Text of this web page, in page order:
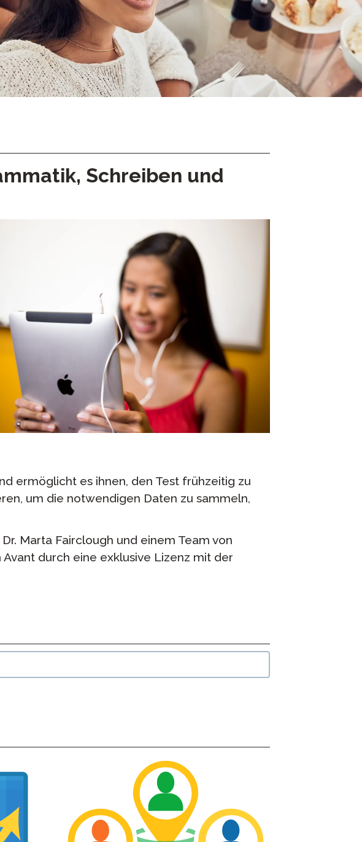
Cleveres Onboarding
STAMP Gruppeneinteilung
Schreiben und
ermöglicht es ihnen, den Test frühzeitig zu
um die notwendigen Daten zu sammeln,
Marta Fairclough und einem Team von
durch eine exklusive Lizenz mit der